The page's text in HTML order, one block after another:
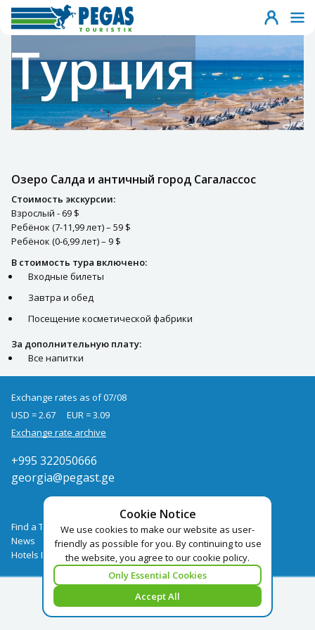
Турция
Озеро Салда и античный город Сагалассос
Стоимость экскурсии:
Взрослый - 69 $
Ребёнок (7-11,99 лет) – 59 $
Ребёнок (0-6,99 лет) – 9 $
В стоимость тура включено:
Входные билеты
Завтра и обед
Посещение косметической фабрики
За дополнительную плату:
Все напитки
Cookie Notice
We use cookies to make our website as user-
friendly as possible for you. By continuing to use
the website, you agree to our cookie policy.
Only Essential Cookies
Accept All
Exchange rates as of 07/08
USD = 2.67
EUR = 3.09
Exchange rate archive
+995 322050666
georgia@pegast.ge
Find a Tour
News
Hotels Booking